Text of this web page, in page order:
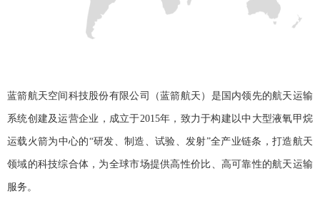
蓝箭航天空间科技股份有限公司（蓝箭航天）是国内领先的航天运输
系统创建及运营企业，成立于2015年，致力于构建以中大型液氧甲烷
运载火箭为中心的“研发、制造、试验、发射”全产业链条，打造航天
领域的科技综合体，为全球市场提供高性价比、高可靠性的航天运输
服务。